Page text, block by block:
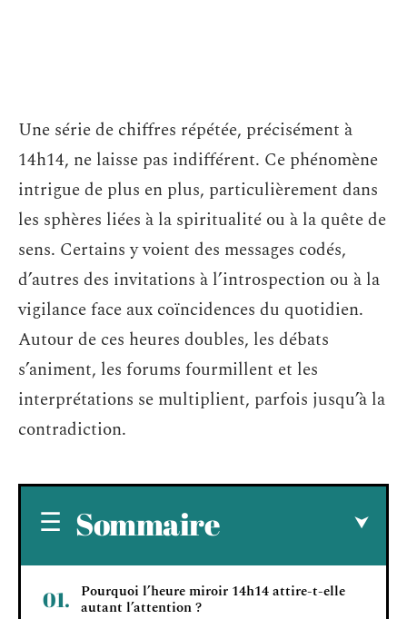
Une série de chiffres répétée, précisément à
14h14, ne laisse pas indifférent. Ce phénomène
intrigue de plus en plus, particulièrement dans
les sphères liées à la spiritualité ou à la quête de
sens. Certains y voient des messages codés,
d’autres des invitations à l’introspection ou à la
vigilance face aux coïncidences du quotidien.
Autour de ces heures doubles, les débats
s’animent, les forums fourmillent et les
interprétations se multiplient, parfois jusqu’à la
contradiction.
Sommaire
Pourquoi l’heure miroir 14h14 attire-t-elle
autant l’attention ?